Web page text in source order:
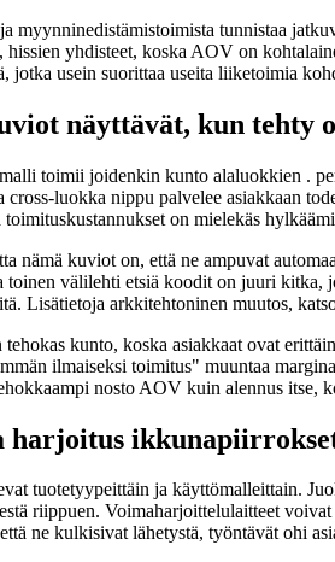
myynninedistämistoimista tunnistaa
yhdisteet, koska AOV on
jotka usein suorittaa useita liiketoimia
näyttävät, kun tehty
toimii joidenkin kunto alaluokkien .
luokka nippu palvelee asiakkaan
on mielekäs
nämä kuviot on, että ne ampuvat
toinen välilehti etsiä koodit on juuri
Lisätietoja arkkitehtoninen muutos,
kunto, koska asiakkaat ovat
ilmaiseksi toimitus" muuntaa
nosto AOV kuin alennus itse,
harjoitus
tuotetyypeittäin ja käyttömalleittain.
riippuen. Voimaharjoittelulaitteet
ne kulkisivat lähetystä, työntävät ohi